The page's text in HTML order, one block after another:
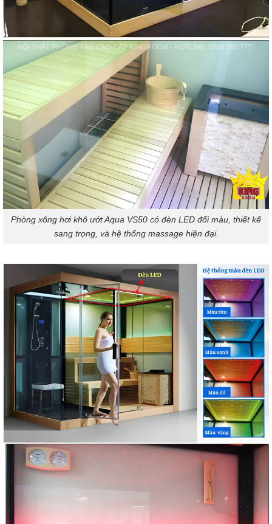
Phòng xông hơi khô ướt Aqua VS50 có đèn LED đổi màu, thiết kế
sang trọng, và hệ thống massage hiện đại.